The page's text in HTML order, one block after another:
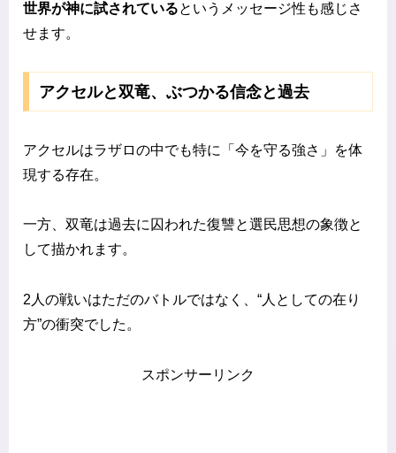
世界が神に試されているというメッセージ性も感じさ
せます。
アクセルと双竜、ぶつかる信念と過去
アクセルはラザロの中でも特に「今を守る強さ」を体
現する存在。
一方、双竜は過去に囚われた復讐と選民思想の象徴と
して描かれます。
2人の戦いはただのバトルではなく、“人としての在り
方”の衝突でした。
スポンサーリンク